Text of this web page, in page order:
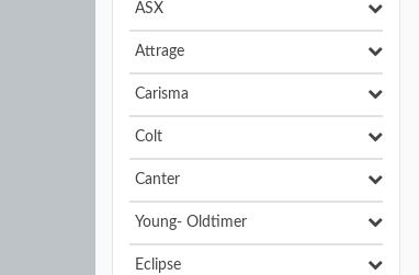
ASX
Attrage
Carisma
Colt
Canter
Young- Oldtimer
Eclipse